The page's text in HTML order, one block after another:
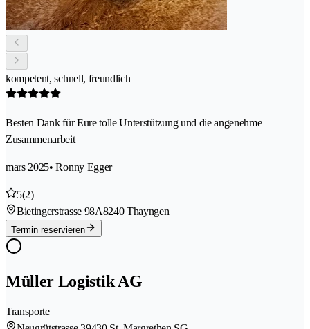
kompetent, schnell, freundlich
Besten Dank für Eure tolle Unterstützung und die angenehme
Zusammenarbeit
mars 2025• Ronny Egger
5(2)
Bietingerstrasse 98A8240 Thayngen
Termin reservieren
Müller Logistik AG
Transporte